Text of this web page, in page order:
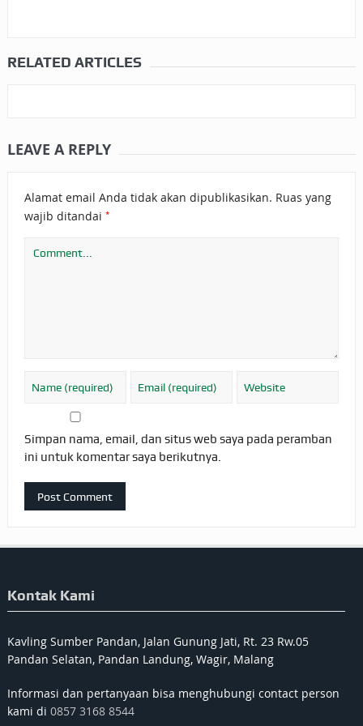
RELATED ARTICLES
LEAVE A REPLY
Alamat email Anda tidak akan dipublikasikan. Ruas yang
wajib ditandai *
Simpan nama, email, dan situs web saya pada peramban
ini untuk komentar saya berikutnya.
Kontak Kami
Kavling Sumber Pandan, Jalan Gunung Jati, Rt. 23 Rw.05
Pandan Selatan, Pandan Landung, Wagir, Malang
Informasi dan pertanyaan bisa menghubungi contact person
kami di 0857 3168 8544